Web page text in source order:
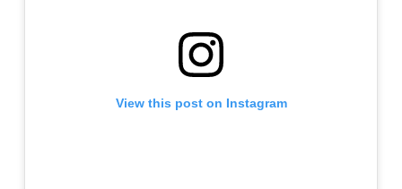
View this post on Instagram